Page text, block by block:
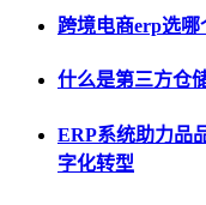
跨境电商erp选
什么是第三方仓
ERP系统助力品
字化转型